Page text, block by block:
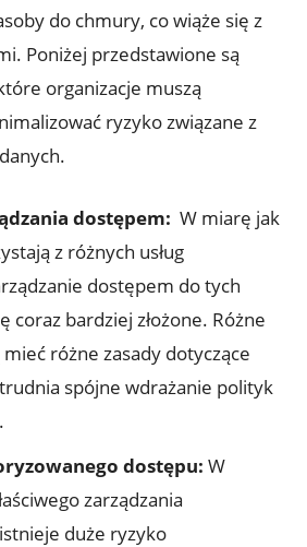
do chmury, co wiąże się z
Poniżej przedstawione są
organizacje muszą
ryzyko związane z
dostępem: ⁣ W miarę jak
z różnych usług⁤
dostępem do tych
coraz bardziej złożone. Różne
różne zasady dotyczące
spójne wdrażanie⁤ polityk
dostępu: W
⁤zarządzania
duże ryzyko